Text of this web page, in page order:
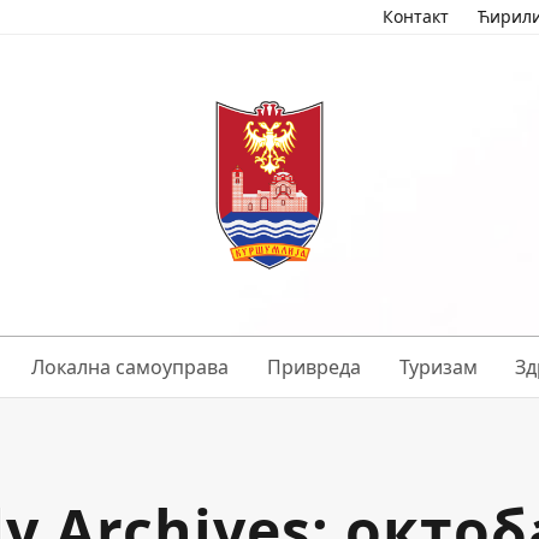
Контакт
Локална самоуправа Привреда Туризам